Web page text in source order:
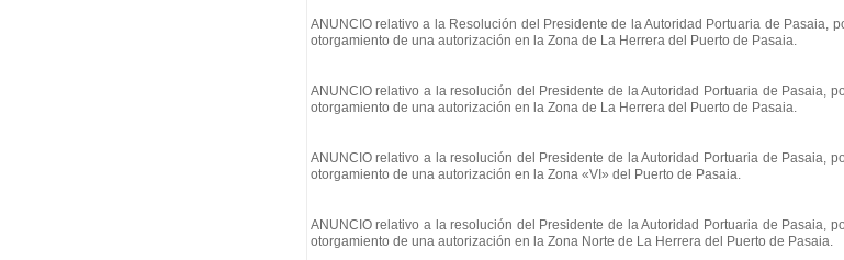
ANUNCIO relativo a la Resolución del Presidente de la Autoridad Portuaria de Pasaia,
otorgamiento de una autorización en la Zona de La Herrera del Puerto de Pasaia.
ANUNCIO relativo a la resolución del Presidente de la Autoridad Portuaria de Pasaia,
otorgamiento de una autorización en la Zona de La Herrera del Puerto de Pasaia.
ANUNCIO relativo a la resolución del Presidente de la Autoridad Portuaria de Pasaia,
otorgamiento de una autorización en la Zona «VI» del Puerto de Pasaia.
ANUNCIO relativo a la resolución del Presidente de la Autoridad Portuaria de Pasaia,
otorgamiento de una autorización en la Zona Norte de La Herrera del Puerto de Pasaia.